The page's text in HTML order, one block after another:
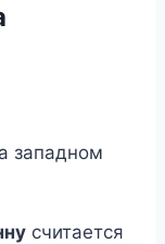
западном
считается